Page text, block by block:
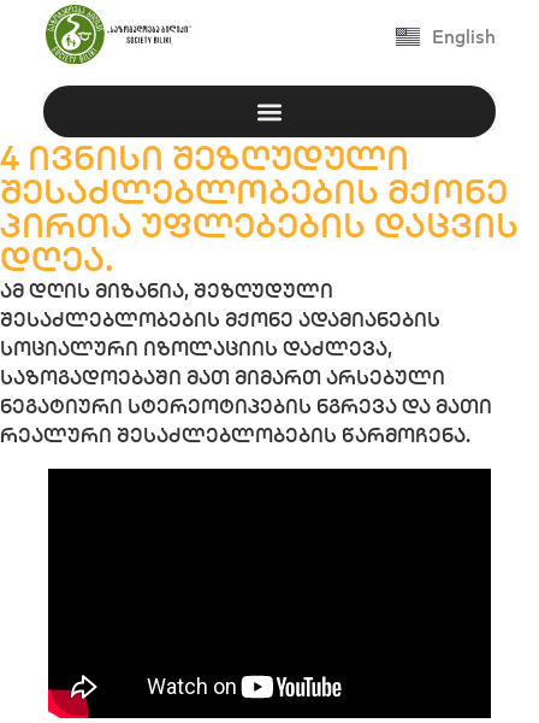
English
4 ივნისი შეზღუდული
შესაძლებლობების მქონე
პირთა უფლებების დაცვის
დღეა.
ამ დღის მიზანია, შეზღუდული
შესაძლებლობების მქონე ადამიანების
სოციალური იზოლაციის დაძლევა,
საზოგადოებაში მათ მიმართ არსებული
ნეგატიური სტერეოტიპების ნგრევა და მათი
რეალური შესაძლებლობების წარმოჩენა.